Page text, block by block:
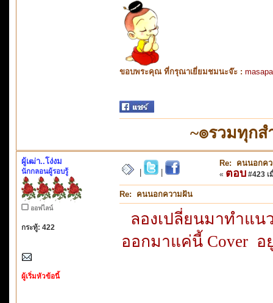
ขอบพระคุณ ที่กรุณาเยี่ยมชมนะจ๊ะ :
~๏รวมทุก
ผู้เฒ่า..โง่งม
นักกลอนผู้รอบรู้
ออฟไลน์
กระทู้: 422
ผู้เริ่มหัวข้อนี้
Re: คนนอกค
« ตอบ #423 เ
Re: คนนอกความฝัน
ลองเปลี่ยนมาทำแน
ออกมาแค่นี้ Cover อ